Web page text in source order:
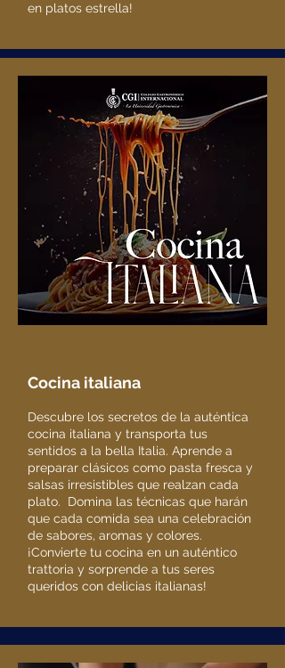
en platos estrella!
Cocina italiana
Descubre los secretos de la auténtica
cocina italiana y transporta tus
sentidos a la bella Italia. Aprende a
preparar clásicos como pasta fresca y
salsas irresistibles que realzan cada
plato. Domina las técnicas que harán
que cada comida sea una celebración
de sabores, aromas y colores.
¡Convierte tu cocina en un auténtico
trattoria y sorprende a tus seres
queridos con delicias italianas!